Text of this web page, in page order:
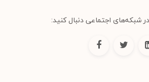
شبکه‌های اجتماعی دنبال کنید: